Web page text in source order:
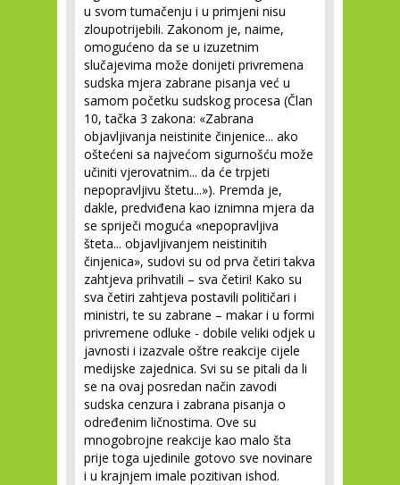
u svom tumačenju i u primjeni nisu
zloupotrijebili. Zakonom je, naime,
omogućeno da se u izuzetnim
slučajevima može donijeti privremena
sudska mjera zabrane pisanja već u
samom početku sudskog procesa (Član
10, tačka 3 zakona: «Zabrana
objavljivanja neistinite činjenice... ako
oštećeni sa najvećom sigurnošću može
učiniti vjerovatnim... da će trpjeti
nepopravljivu štetu...»). Premda je,
dakle, predviđena kao iznimna mjera da
se spriječi moguća «nepopravljiva
šteta... objavljivanjem neistinitih
činjenica», sudovi su od prva četiri takva
zahtjeva prihvatili – sva četiri! Kako su
sva četiri zahtjeva postavili političari i
ministri, te su zabrane – makar i u formi
privremene odluke - dobile veliki odjek u
javnosti i izazvale oštre reakcije cijele
medijske zajednica. Svi su se pitali da li
se na ovaj posredan način zavodi
sudska cenzura i zabrana pisanja o
određenim ličnostima. Ove su
mnogobrojne reakcije kao malo šta
prije toga ujedinile gotovo sve novinare
i u krajnjem imale pozitivan ishod.